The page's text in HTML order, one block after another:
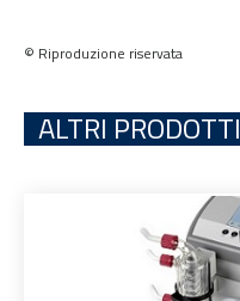
© Riproduzione riservata
ALTRI PRODOTTI